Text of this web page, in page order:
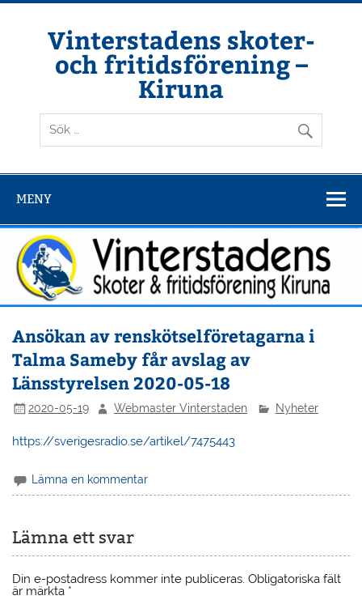
Hoppa
Vinterstadens skoter-
och fritidsförening –
Kiruna
Din ljuslykta i vintermörkret
MENY
Ansökan av renskötselföretagarna i
Talma Sameby får avslag av
Länsstyrelsen 2020-05-18
2020-05-19 Webmaster Vinterstaden Nyheter
https://sverigesradio.se/artikel/7475443
Lämna en kommentar
Lämna ett svar
Din e-postadress kommer inte publiceras. Obligatoriska fält
är märkta *